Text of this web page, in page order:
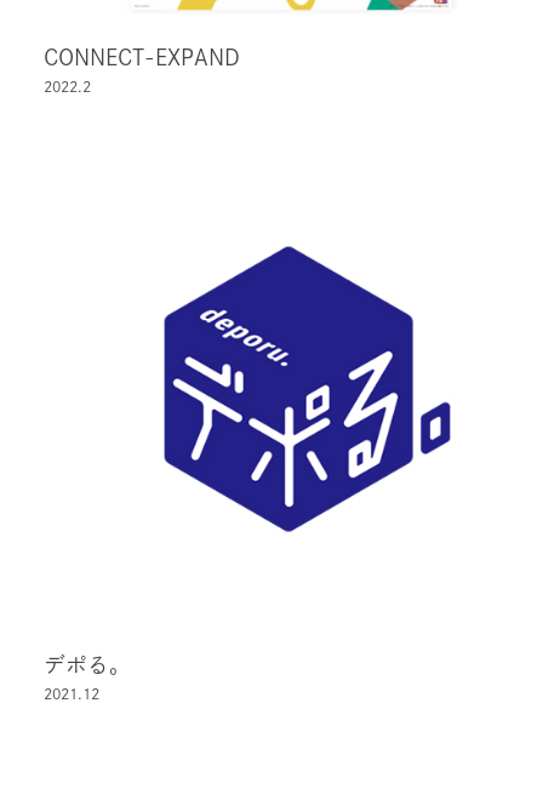
CONNECT-EXPAND
2022.2
デポる。
2021.12